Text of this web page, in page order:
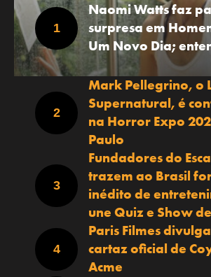
Naomi Watts faz
surpresa em
Um Novo Dia;
Mark Pellegrino, o
Supernatural, é
na Horror Expo
Paulo
Fundadores do
trazem ao Brasil
inédito de
une Quiz e Show
Paris Filmes
cartaz oficial de
Acme